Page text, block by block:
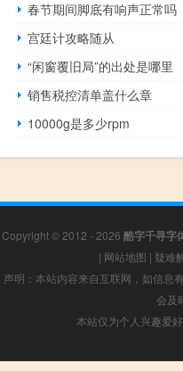
春节期间脚底有响声正常吗
宫廷计攻略随从
“闲窗覆旧局”的出处是哪里
销售税控清单盖什么章
10000g是多少rpm
Copyright © 2012 - 2026 酷字千寻字
| 网站地图 | 疑难
声明：本站内容来自互联网，如信息
会及
本站仅为个人兴趣爱